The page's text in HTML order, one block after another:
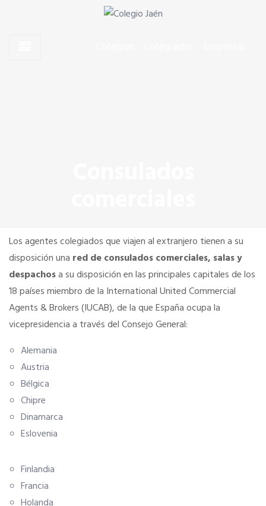
Colegio Jaén
Agentes Comerciales de Jaén
SERVICIOS
SERVICIOS EN TU COLEGIO
Si eres mujer o tienes menos de 36…
Curso de Acceso
Formación gratuita
Telefonía AC
Los agentes colegiados que viajen al extranjero tienen a su
disposición una red de consulados comerciales, salas y
despachosa su disposición en las principales capitales de los
18 países miembro de la International United Commercial
Agents & Brokers (IUCAB), de la que España ocupa la
vicepresidencia a través del Consejo General:
Alemania
Austria
Bélgica
Chipre
Dinamarca
Eslovenia
Finlandia
Francia